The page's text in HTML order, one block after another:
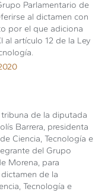
Parlamentario de
al dictamen con
por el que adiciona
al artículo 12 de la Ley
de la diputada
Barrera, presidenta
Ciencia, Tecnología e
del Grupo
Morena, para
de la
Tecnología e